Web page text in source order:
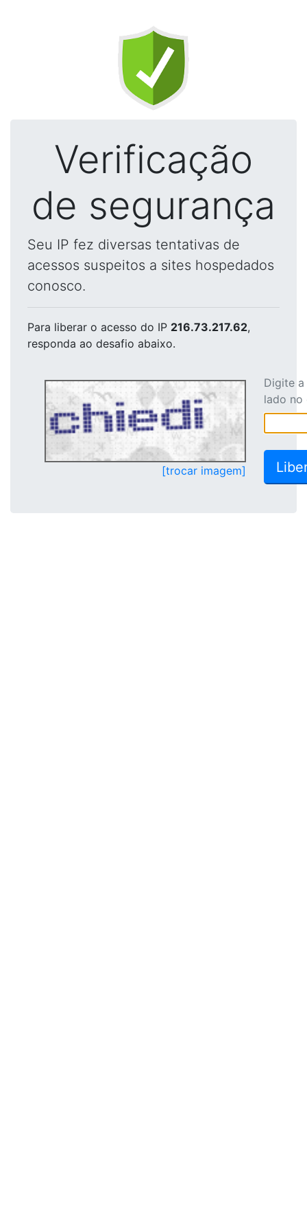
Verificação
de segurança
Seu IP fez diversas tentativas de
acessos suspeitos a sites hospedados
conosco.
Para liberar o acesso do IP 216.73.217.62,
responda ao desafio abaixo.
[trocar imagem]
Digite
lado no